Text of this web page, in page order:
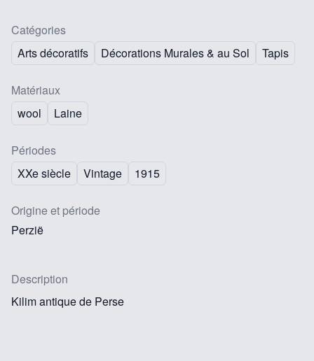
Catégories
Arts décoratifs
Décorations Murales & au Sol Tapis
Matériaux
wool
Laine
Périodes
XXe siècle
Vintage 1915
Origine et période
Perzië
Description
Kilim antique de Perse